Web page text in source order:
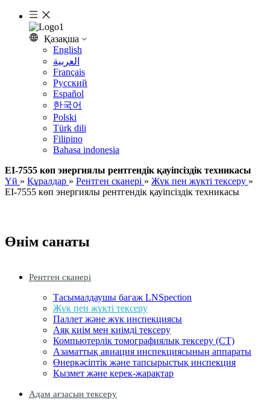
Қазақша
English
العربية
Français
Pусский
Español
한국어
Polski
Türk dili
Filipino
Bahasa indonesia
EI-7555 көп энергиялы рентгендік қауіпсіздік техникасы
Үй » Құралдар » Рентген сканері » Жүк пен жүкті тексеру »
EI-7555 көп энергиялы рентгендік қауіпсіздік техникасы
Өнім санаты
Рентген сканері
Тасымалдаушы багаж LNSpection
Жүк пен жүкті тексеру
Паллет және жүк инспекциясы
Аяқ киім мен киімді тексеру
Компьютерлік томографиялық тексеру (CT)
Азаматтық авиация инспекциясының аппараты
Өнеркәсіптік және тапсырыстық инспекция
Қызмет және керек-жарақтар
Адам ағзасын тексеру